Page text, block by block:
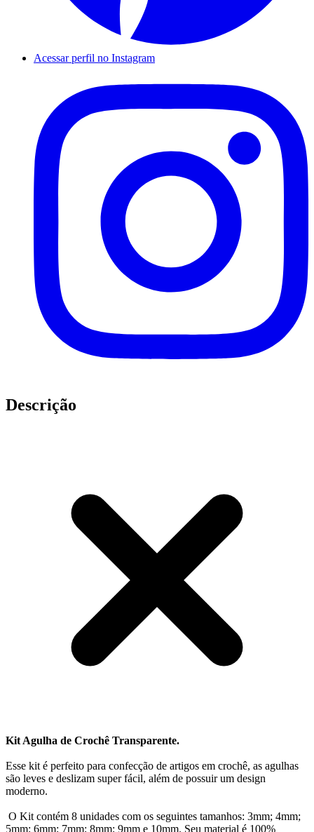
Acessar perfil no Instagram
Descrição
Kit Agulha de Crochê Transparente.
Esse kit é perfeito para confecção de artigos em crochê, as agulhas
são leves e deslizam super fácil, além de possuir um design
moderno.
O Kit contém 8 unidades com os seguintes tamanhos: 3mm; 4mm;
5mm; 6mm; 7mm; 8mm; 9mm e 10mm. Seu material é 100%